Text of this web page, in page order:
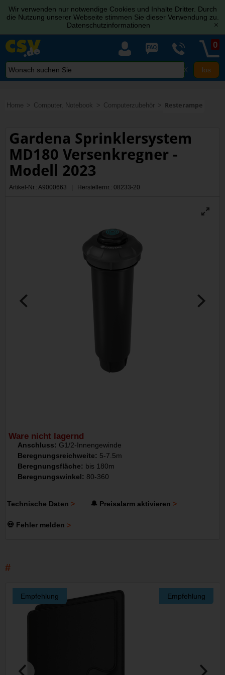
Wir verwenden nur notwendige Cookies und Inhalte Dritter. Durch
die Nutzung unserer Webseite stimmen Sie dieser Verwendung zu.
Datenschutzinformationen
[x]
X
0
Home Computer, Notebook Computerzubehör Resterampe
Gardena Sprinklersystem
MD180 Versenkregner -
Modell 2023
Artikel-Nr.: A9000663 | Herstellernr.: 08233-20
Ware nicht lagernd
Anschluss: G1/2-Innengewinde
Beregnungsreichweite: 5-7.5m
Beregnungsfläche: bis 180m
Beregnungswinkel: 80-360
Technische Daten 🔔 Preisalarm aktivieren
💀 Fehler melden
Empfehlung Empfehlung